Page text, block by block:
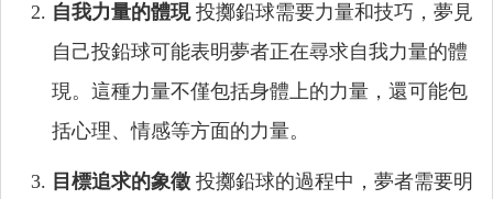
自我力量的體現投擲鉛球需要力量和技巧，夢見
自己投鉛球可能表明夢者正在尋求自我力量的體
現。這種力量不僅包括身體上的力量，還可能包
括心理、情感等方面的力量。
目標追求的象徵 投擲鉛球的過程中，夢者需要明